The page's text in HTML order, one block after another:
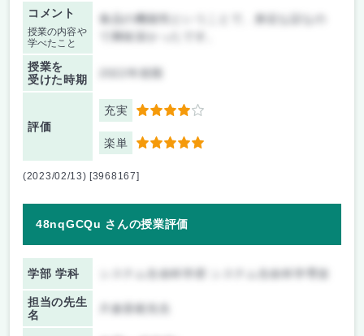
コメント
授業の内容や
学べたこと
食品の機能性ということで、身近な話なの
授業を
受けた時期
評価
充実 4
楽単 5
(2023/02/13) [3968167]
48nqGCQu さんの授業評価
学部 学科 システム生命科学府 システム生命科学専攻
担当の先生
名
片倉喜範先生